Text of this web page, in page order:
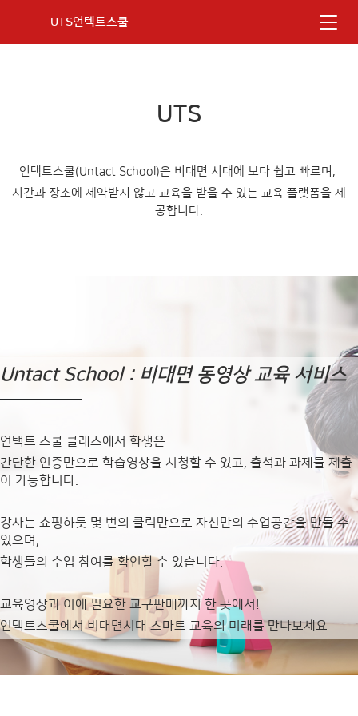
UTS언텍트스쿨
UTS
언택트스쿨(Untact School)은 비대면 시대에 보다 쉽고 빠르며,
시간과 장소에 제약받지 않고 교육을 받을 수 있는 교육 플랫폼을 제
공합니다.
Untact School : 비대면 동영상 교육 서비스
언택트 스쿨 클래스에서 학생은
간단한 인증만으로 학습영상을 시청할 수 있고, 출석과 과제물 제출
이 가능합니다.
강사는 쇼핑하듯 몇 번의 클릭만으로 자신만의 수업공간을 만들 수
있으며,
학생들의 수업 참여를 확인할 수 있습니다.
교육영상과 이에 필요한 교구판매까지 한 곳에서!
언택트스쿨에서 비대면시대 스마트 교육의 미래를 만나보세요.